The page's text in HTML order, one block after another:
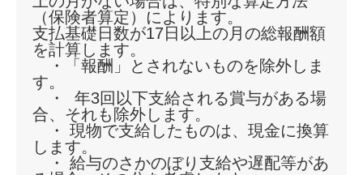
（保険者算定）によります。
支払基礎日数が17日以上の月の総報酬額
を計算します。
・「報酬」とされないものを除外しま
す。
・ 年3回以下支給される賞与がある場
合、それも除外します。
・ 現物で支給したものは、現金に換算
します。
・ 給与のさかのぼり支給や遅配等があ